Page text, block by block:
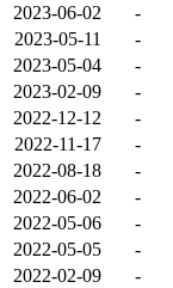
2023-06-02
-
2023-05-11
-
2023-05-04
-
2023-02-09
-
2022-12-12
-
2022-11-17
-
2022-08-18
-
2022-06-02
-
2022-05-06
-
2022-05-05
-
2022-02-09
-